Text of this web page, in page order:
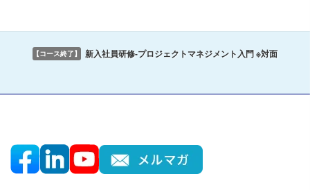
【コース終了】 新入社員研修-プロジェクトマネジメント入門 ※対面